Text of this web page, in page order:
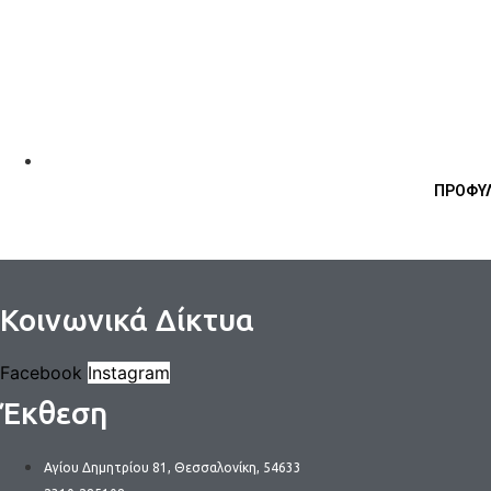
Κοινωνικά Δίκτυα
Facebook Instagram
Έκθεση
Αγίου Δημητρίου 81, Θεσσαλονίκη, 54633